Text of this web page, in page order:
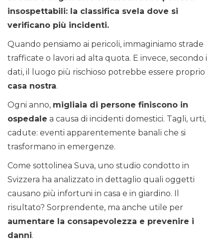
insospettabili: la classifica svela dove si
verificano più incidenti.
Quando pensiamo ai pericoli, immaginiamo strade
trafficate o lavori ad alta quota. E invece, secondo i
dati, il luogo più rischioso potrebbe essere proprio
casa nostra.
Ogni anno, migliaia di persone finiscono in
ospedale a causa di incidenti domestici. Tagli, urti,
cadute: eventi apparentemente banali che si
trasformano in emergenze.
Come sottolinea Suva, uno studio condotto in
Svizzera ha analizzato in dettaglio quali oggetti
causano più infortuni in casa e in giardino. Il
risultato? Sorprendente, ma anche utile per
aumentare la consapevolezza e prevenire i
danni.